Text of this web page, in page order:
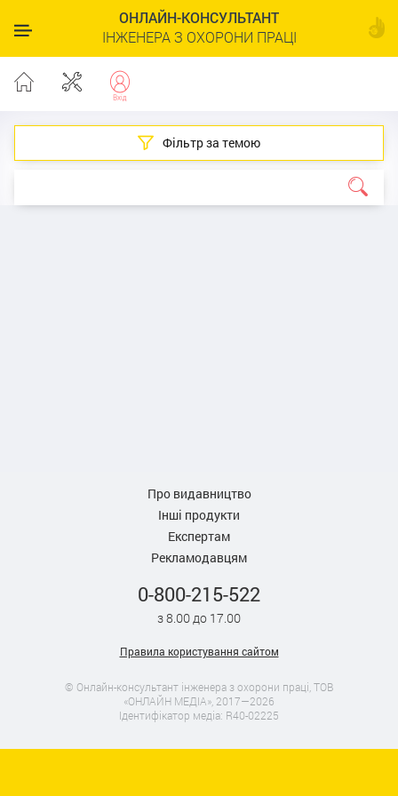
ОНЛАЙН-КОНСУЛЬТАНТ
ІНЖЕНЕРА З ОХОРОНИ ПРАЦІ
Фільтр за темою
Про видавництво
Інші продукти
Експертам
Рекламодавцям
0-800-215-522
з 8.00 до 17.00
Правила користування сайтом
© Онлайн-консультант інженера з охорони праці, ТОВ
«ОНЛАЙН МЕДІА», 2017—2026
Ідентифікатор медіа: R40-02225